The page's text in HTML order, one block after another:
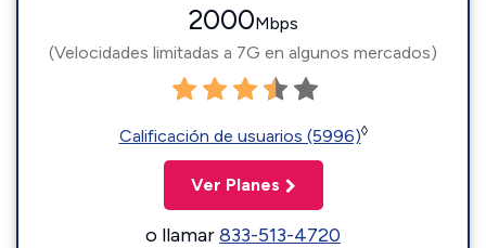
2000Mbps
(Velocidades limitadas a 7G en algunos mercados)
Calificación de usuarios (5996)◊
Ver Planes
o llamar833-513-4720